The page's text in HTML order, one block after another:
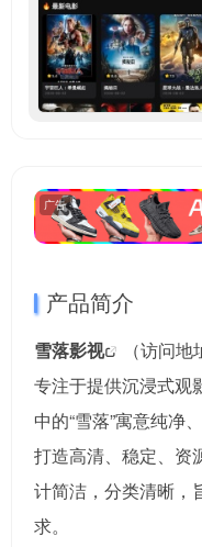
广告
产品简介
雪落影视
（访问
专注于提供沉浸式观
中的“雪落”寓意纯净
打造高清、稳定、资
计简洁，分类清晰，
求。